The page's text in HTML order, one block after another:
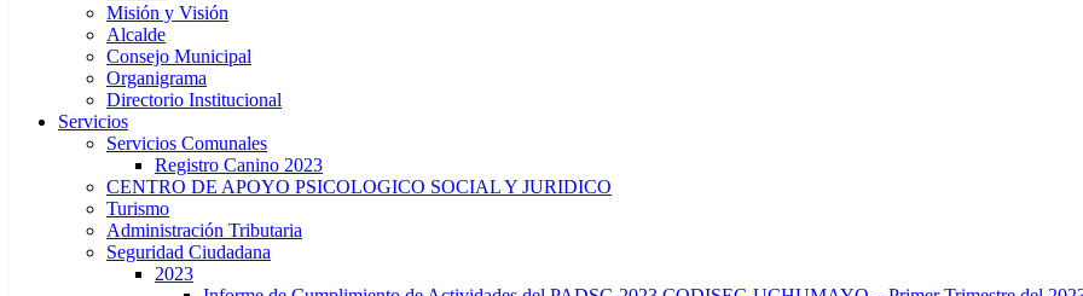
Misión y Visión
Alcalde
Consejo Municipal
Organigrama
Directorio Institucional
Servicios
Servicios Comunales
Registro Canino 2023
CENTRO DE APOYO PSICOLOGICO SOCIAL Y JURIDICO
Turismo
Administración Tributaria
Seguridad Ciudadana
2023